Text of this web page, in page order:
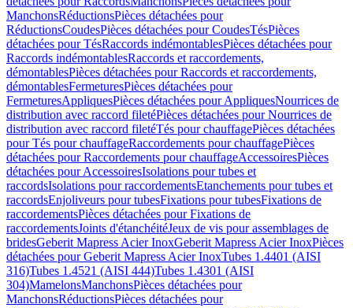
ManchonsRéductionsPièces détachées pour
RéductionsCoudesPièces détachées pour CoudesTésPièces
détachées pour TésRaccords indémontablesPièces détachées pour
Raccords indémontablesRaccords et raccordements,
démontablesPièces détachées pour Raccords et raccordements,
démontablesFermeturesPièces détachées pour
FermeturesAppliquesPièces détachées pour AppliquesNourrices de
distribution avec raccord filetéPièces détachées pour Nourrices de
distribution avec raccord filetéTés pour chauffagePièces détachées
pour Tés pour chauffageRaccordements pour chauffagePièces
détachées pour Raccordements pour chauffageAccessoiresPièces
détachées pour AccessoiresIsolations pour tubes et
raccordsIsolations pour raccordementsEtanchements pour tubes et
raccordsEnjoliveurs pour tubesFixations pour tubesFixations de
raccordementsPièces détachées pour Fixations de
raccordementsJoints d'étanchéitéJeux de vis pour assemblages de
bridesGeberit Mapress Acier InoxGeberit Mapress Acier InoxPièces
détachées pour Geberit Mapress Acier InoxTubes 1.4401 (AISI
316)Tubes 1.4521 (AISI 444)Tubes 1.4301 (AISI
304)MamelonsManchonsPièces détachées pour
ManchonsRéductionsPièces détachées pour